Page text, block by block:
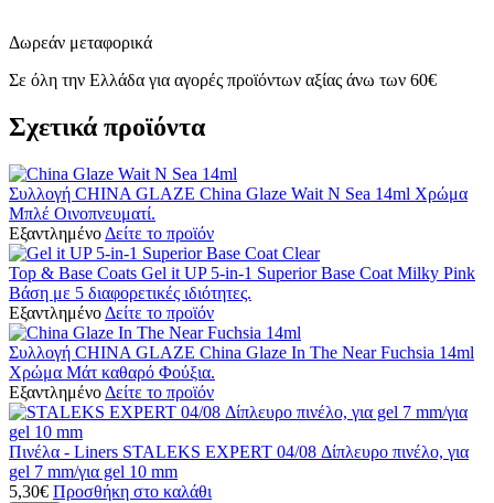
Δωρεάν μεταφορικά
Σε όλη την Ελλάδα για αγορές προϊόντων αξίας άνω των 60€
Σχετικά προϊόντα
Συλλογή CHINA GLAZE China Glaze Wait N Sea 14ml Χρώμα
Μπλέ Οινοπνευματί.
Εξαντλημένο Δείτε το προϊόν
Top & Base Coats Gel it UP 5-in-1 Superior Base Coat Milky Pink
Βάση με 5 διαφορετικές ιδιότητες.
Εξαντλημένο Δείτε το προϊόν
Συλλογή CHINA GLAZE China Glaze In The Near Fuchsia 14ml
Χρώμα Μάτ καθαρό Φούξια.
Εξαντλημένο Δείτε το προϊόν
Πινέλα - Liners STALEKS EXPERT 04/08 Δίπλευρο πινέλο, για
gel 7 mm/για gel 10 mm
5,30€ Προσθήκη στο καλάθι